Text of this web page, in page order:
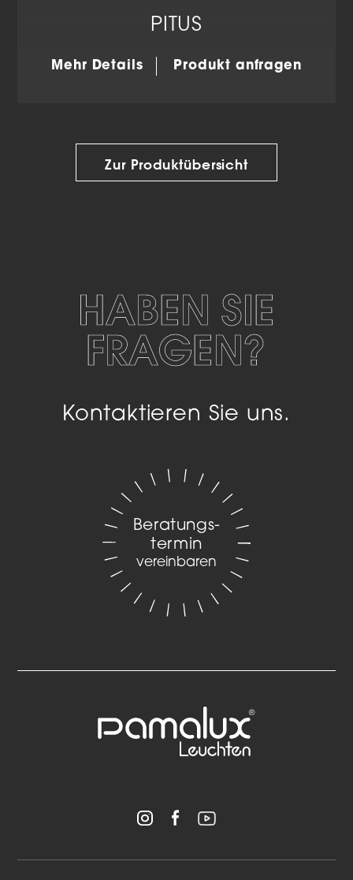
PITUS
Mehr Details Produkt anfragen
Zur Produktübersicht
HABEN SIE
FRAGEN?
Kontaktieren Sie uns.
Beratungs­
termin
vereinbaren